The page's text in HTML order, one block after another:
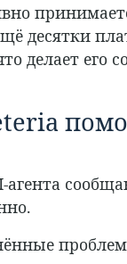
десятки
делает его